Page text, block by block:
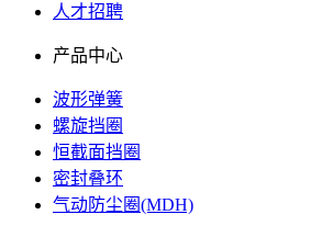
人才招聘
产品中心
波形弹簧
螺旋挡圈
恒截面挡圈
密封叠环
气动防尘圈(MDH)